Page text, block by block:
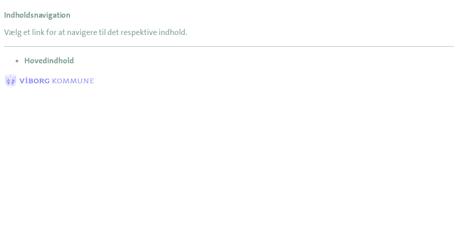
Indholdsnavigation
Vælg et link for at navigere til det respektive indhold.
gå til
Hovedindhold